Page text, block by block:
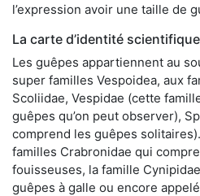
l’expression avoir une taille de
La carte d’identité
Les guêpes appartiennent au
super familles Vespoidea, aux
Scoliidae, Vespidae (cette
guêpes qu’on peut observer),
comprend les guêpes
familles Crabronidae qui
fouisseuses, la famille
guêpes à galle ou encore